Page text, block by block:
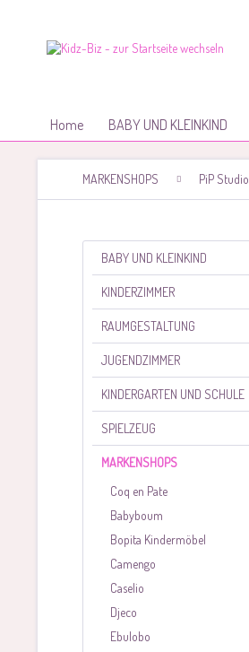
Home BABY UND KLEINKIND
MARKENSHOPS PiP Studio
BABY UND KLEINKIND
KINDERZIMMER
RAUMGESTALTUNG
JUGENDZIMMER
KINDERGARTEN UND SCHULE
SPIELZEUG
MARKENSHOPS
Coq en Pate
Babyboum
Bopita Kindermöbel
Camengo
Caselio
Djeco
Ebulobo